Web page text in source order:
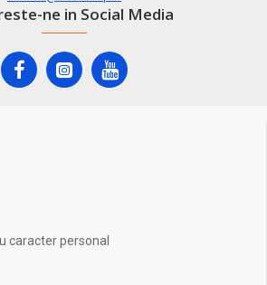
ne in Social Media
caracter personal